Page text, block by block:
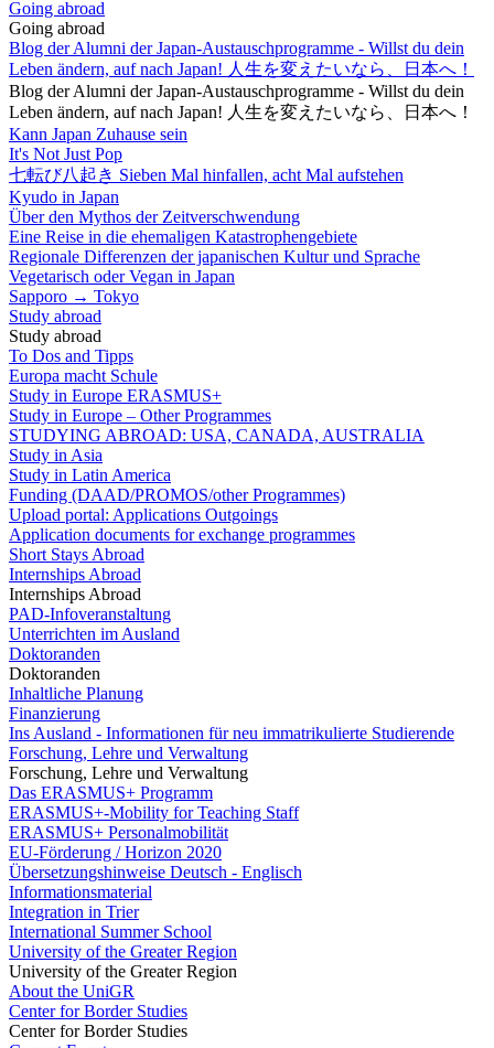
Going abroad
Going abroad
Blog der Alumni der Japan-Austauschprogramme - Willst du dein
Leben ändern, auf nach Japan! 人生を変えたいなら、日本へ！
Blog der Alumni der Japan-Austauschprogramme - Willst du dein
Leben ändern, auf nach Japan! 人生を変えたいなら、日本へ！
Kann Japan Zuhause sein
It's Not Just Pop
七転び八起き Sieben Mal hinfallen, acht Mal aufstehen
Kyudo in Japan
Über den Mythos der Zeitverschwendung
Eine Reise in die ehemaligen Katastrophengebiete
Regionale Differenzen der japanischen Kultur und Sprache
Vegetarisch oder Vegan in Japan
Sapporo → Tokyo
Study abroad
Study abroad
To Dos and Tipps
Europa macht Schule
Study in Europe ERASMUS+
Study in Europe – Other Programmes
STUDYING ABROAD: USA, CANADA, AUSTRALIA
Study in Asia
Study in Latin America
Funding (DAAD/PROMOS/other Programmes)
Upload portal: Applications Outgoings
Application documents for exchange programmes
Short Stays Abroad
Internships Abroad
Internships Abroad
PAD-Infoveranstaltung
Unterrichten im Ausland
Doktoranden
Doktoranden
Inhaltliche Planung
Finanzierung
Ins Ausland - Informationen für neu immatrikulierte Studierende
Forschung, Lehre und Verwaltung
Forschung, Lehre und Verwaltung
Das ERASMUS+ Programm
ERASMUS+-Mobility for Teaching Staff
ERASMUS+ Personalmobilität
EU-Förderung / Horizon 2020
Übersetzungshinweise Deutsch - Englisch
Informationsmaterial
Integration in Trier
International Summer School
University of the Greater Region
University of the Greater Region
About the UniGR
Center for Border Studies
Center for Border Studies